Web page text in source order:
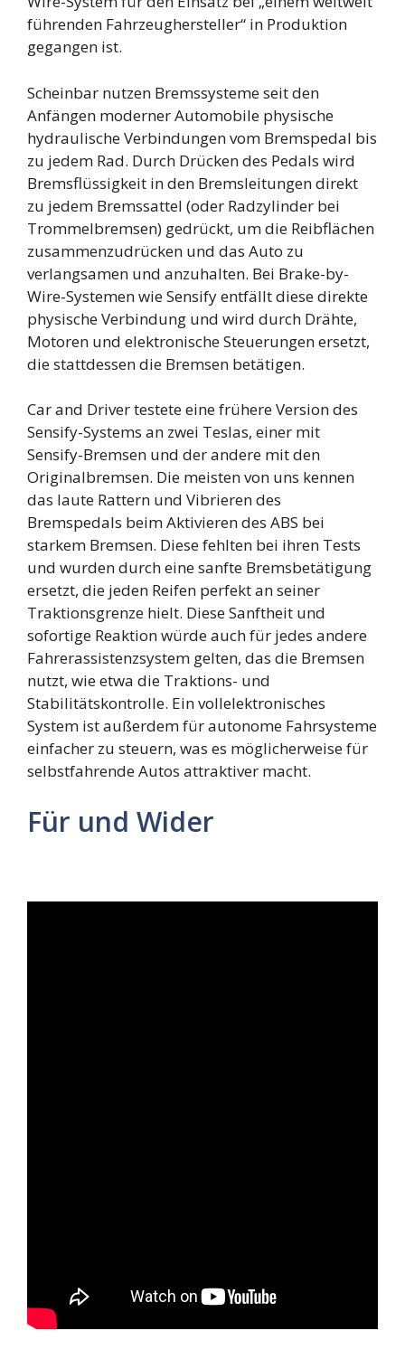
führenden Fahrzeughersteller“ in Produktion
gegangen ist.
Scheinbar nutzen Bremssysteme seit den
Anfängen moderner Automobile physische
hydraulische Verbindungen vom Bremspedal bis
zu jedem Rad. Durch Drücken des Pedals wird
Bremsflüssigkeit in den Bremsleitungen direkt
zu jedem Bremssattel (oder Radzylinder bei
Trommelbremsen) gedrückt, um die Reibflächen
zusammenzudrücken und das Auto zu
verlangsamen und anzuhalten. Bei Brake-by-
Wire-Systemen wie Sensify entfällt diese direkte
physische Verbindung und wird durch Drähte,
Motoren und elektronische Steuerungen ersetzt,
die stattdessen die Bremsen betätigen.
Car and Driver testete eine frühere Version des
Sensify-Systems an zwei Teslas, einer mit
Sensify-Bremsen und der andere mit den
Originalbremsen. Die meisten von uns kennen
das laute Rattern und Vibrieren des
Bremspedals beim Aktivieren des ABS bei
starkem Bremsen. Diese fehlten bei ihren Tests
und wurden durch eine sanfte Bremsbetätigung
ersetzt, die jeden Reifen perfekt an seiner
Traktionsgrenze hielt. Diese Sanftheit und
sofortige Reaktion würde auch für jedes andere
Fahrerassistenzsystem gelten, das die Bremsen
nutzt, wie etwa die Traktions- und
Stabilitätskontrolle. Ein vollelektronisches
System ist außerdem für autonome Fahrsysteme
einfacher zu steuern, was es möglicherweise für
selbstfahrende Autos attraktiver macht.
Für und Wider